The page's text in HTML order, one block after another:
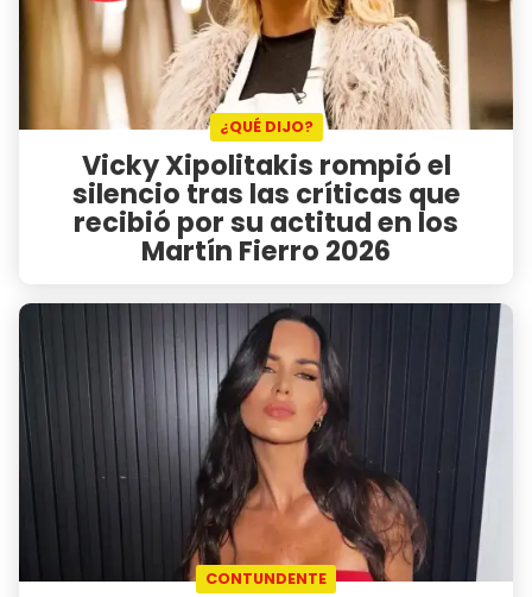
¿QUÉ DIJO?
Vicky Xipolitakis rompió el
silencio tras las críticas que
recibió por su actitud en los
Martín Fierro 2026
CONTUNDENTE